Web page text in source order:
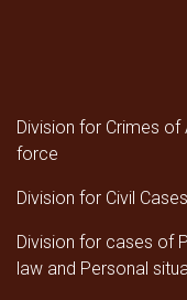
Division for Crimes of
force
Division for Civil Cases
Division for cases of
law and Personal